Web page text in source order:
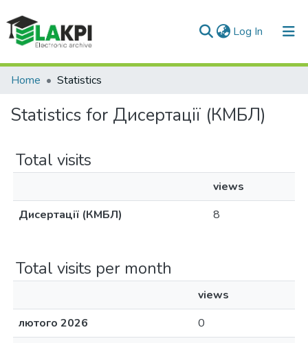
Log In (current)
Communities & Collections
All of DSpace
Home Statistics
Statistics for Дисертації (КМБЛ)
Total visits
views
Дисертації (КМБЛ)
8
Total visits per month
views
лютого 2026
0